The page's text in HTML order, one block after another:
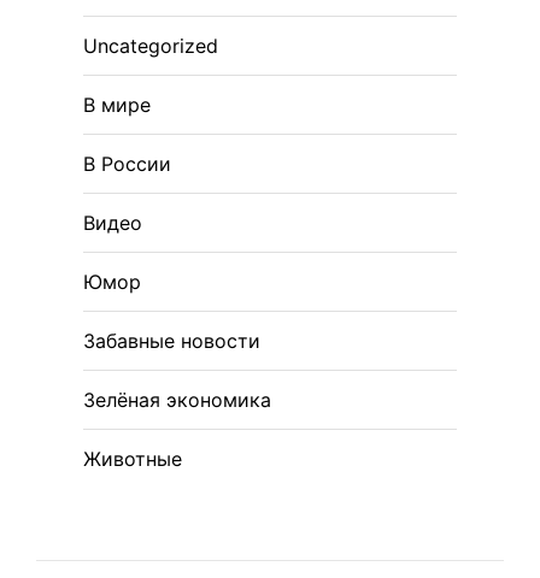
Uncategorized
В мире
В России
Видео
Юмор
Забавные новости
Зелёная экономика
Животные